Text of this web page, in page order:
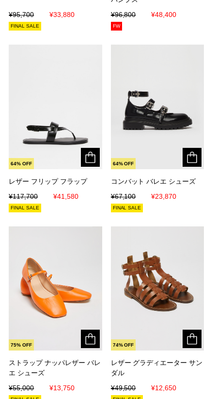
¥95,700
¥33,880
¥95,700
¥33,880
FINAL SALE
¥96,800
¥48,400
¥96,800
¥48,400
FW
レザー フリップ フラップ
¥117,700
¥41,580
64% OFF
レザー フリップ フラップ
¥117,700
¥41,580
FINAL SALE
コンバット バレエ シューズ
¥67,100
¥23,870
64% OFF
コンバット バレエ シューズ
¥67,100
¥23,870
FINAL SALE
ストラップ ナッパレザー バレ
エ シューズ
¥55,000
¥13,750
75% OFF
ストラップ ナッパレザー バレ
エ シューズ
¥55,000
¥13,750
レザー グラディエーター サン
ダル
¥49,500
¥12,650
74% OFF
レザー グラディエーター サン
ダル
¥49,500
¥12,650